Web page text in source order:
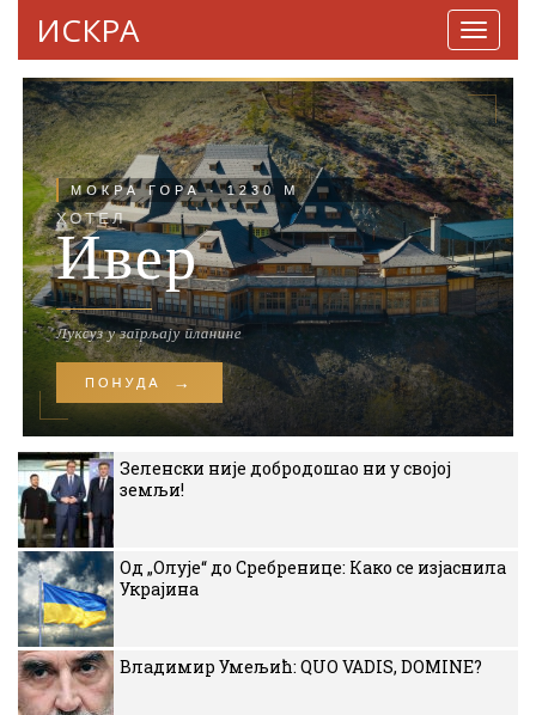
ИСКРА
Зеленски није добродошао ни у својој
земљи!
Од „Олује“ до Сребренице: Како се изјаснила
Украјина
Владимир Умељић: QUO VADIS, DOMINE?